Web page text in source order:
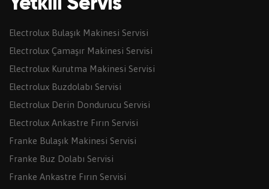
Yetkili Servis
Electrolux Bulaşık Makinesi Servisi
Electrolux Çamaşır Makinesi Servisi
Electrolux Kurutma Makinesi Servisi
Electrolux Buzdolabı Servisi
Electrolux Derin Dondurucu Servisi
Electrolux Ankastre Fırın Servisi
Franke Bulaşık Makinesi Servisi
Franke Buz Dolabı Servisi
Franke Ankastre Fırın Servisi